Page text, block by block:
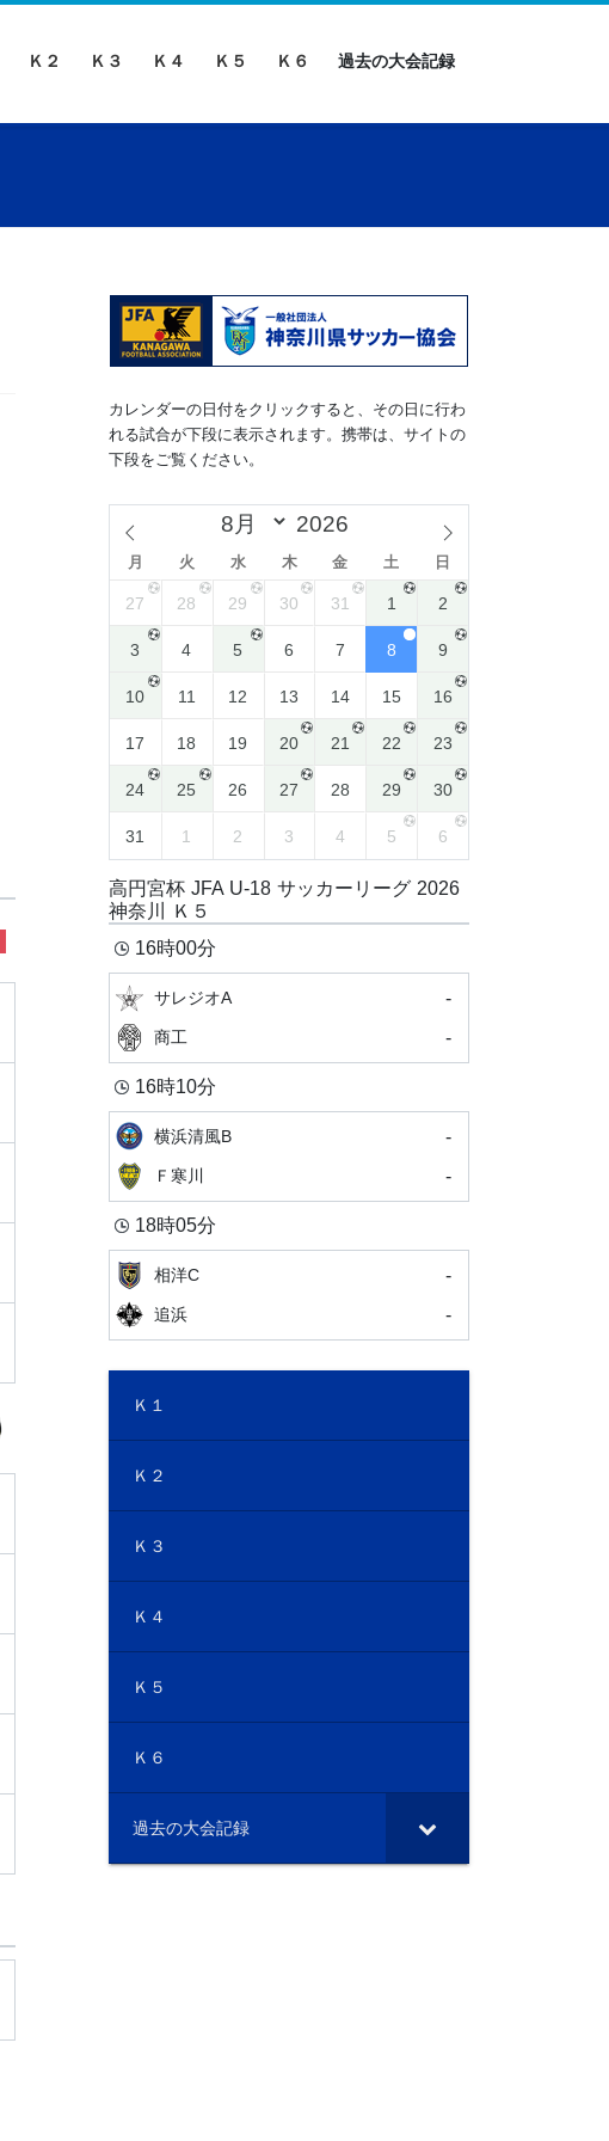
Ｋ２ Ｋ３ Ｋ４ Ｋ５ Ｋ６ 過去の大会記録
カレンダーの日付をクリックすると、その日に行わ
れる試合が下段に表示されます。携帯は、サイトの
下段をご覧ください。
月 火 水 木 金 土 日
27 28 29 30 31 1 2
3 4 5 6 7 8 9
10 11 12 13 14 15 16
17 18 19 20 21 22 23
24 25 26 27 28 29 30
31 1 2 3 4 5 6
高円宮杯 JFA U-18 サッカーリーグ 2026
神奈川 Ｋ５
16時00分
サレジオA
商工
-
-
16時10分
横浜清風B
Ｆ寒川
-
-
18時05分
相洋C
追浜
-
-
Ｋ１
Ｋ２
Ｋ３
Ｋ４
Ｋ５
Ｋ６
過去の大会記録